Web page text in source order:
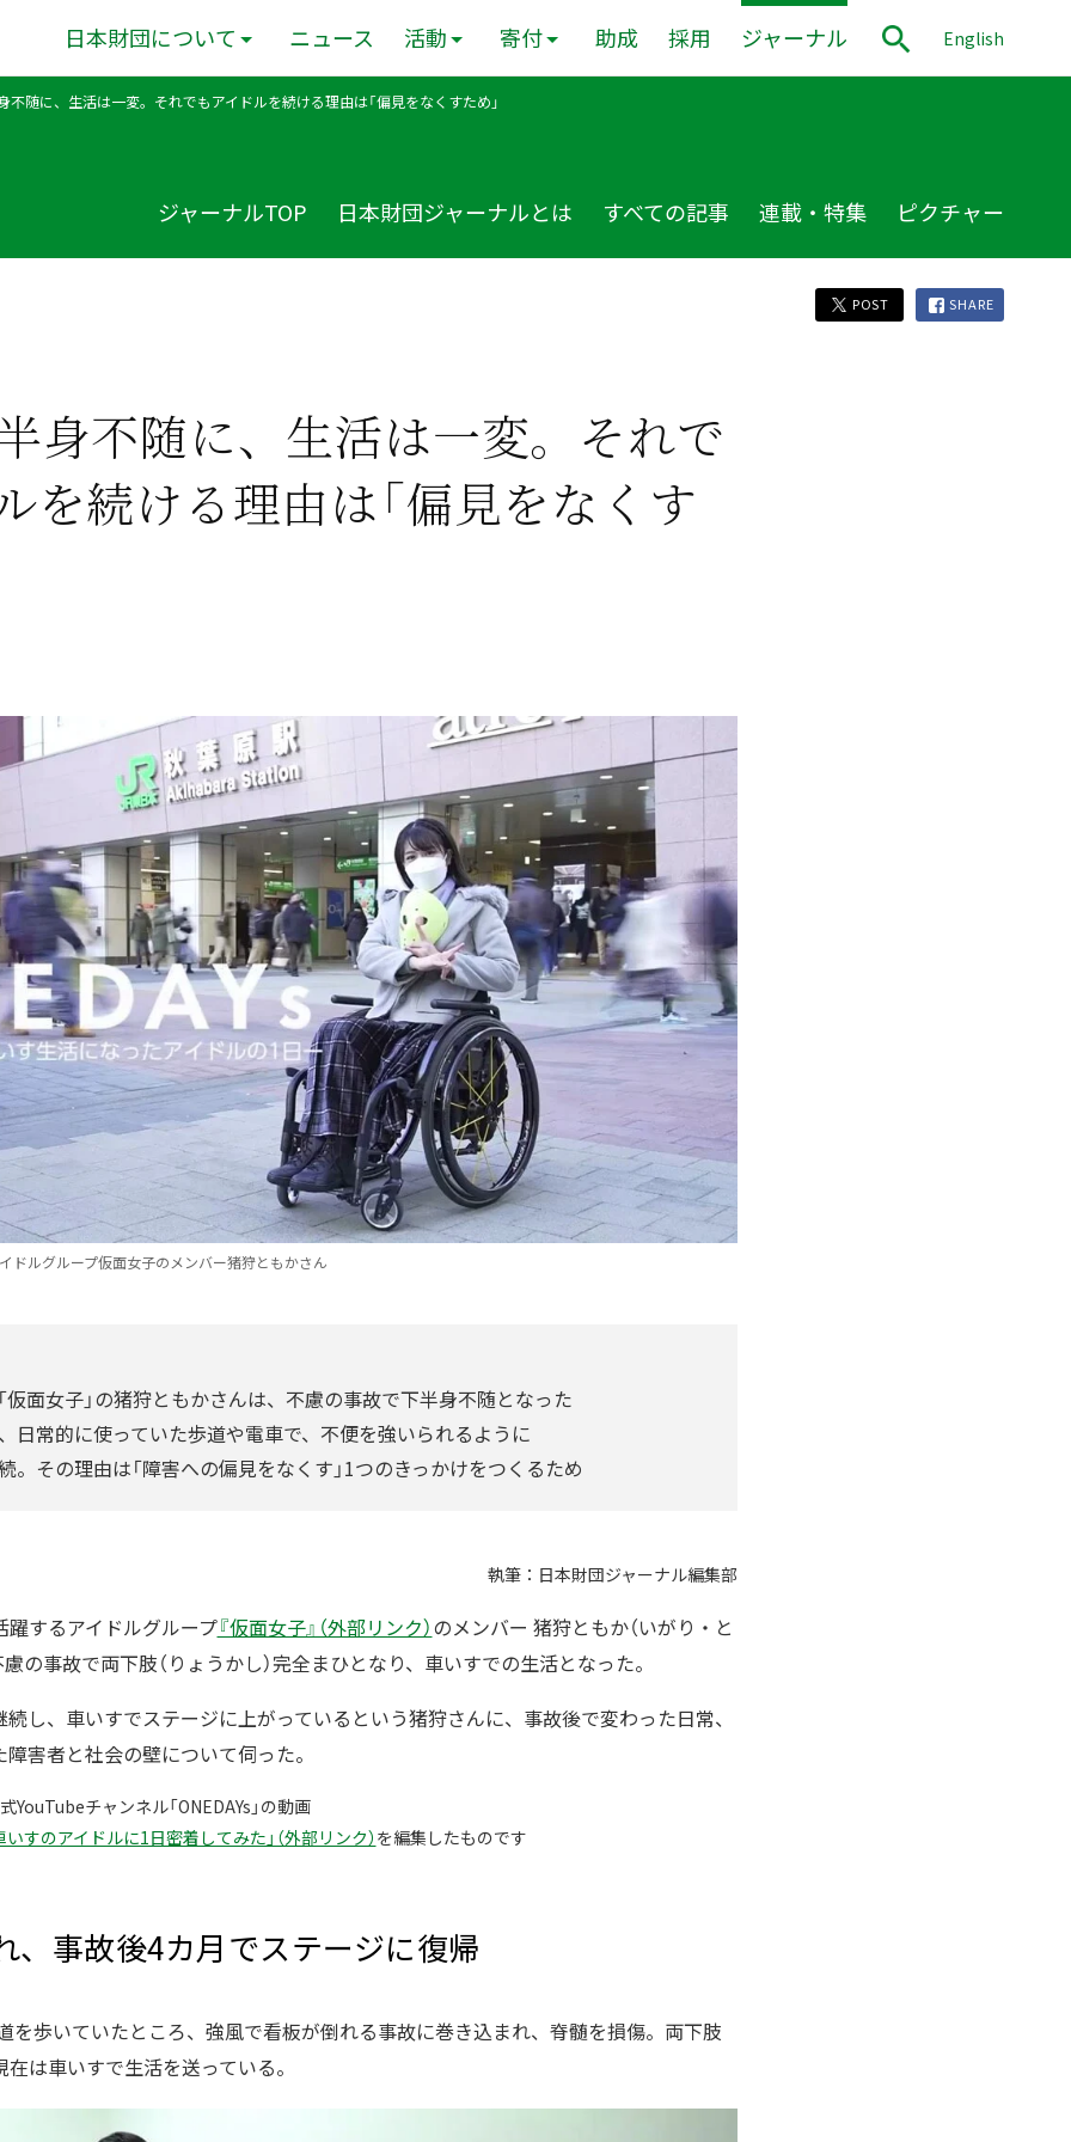
日本財団について ニュース 活動 寄付 助成 採用 ジャーナル English
不随に、生活は一変。それでもアイドルを続ける理由は「偏見をなくすため」
ジャーナルTOP 日本財団ジャーナルとは すべての記事 連載・特集 ピクチャー
POST SHARE
身不随に、生活は一変。それで
を続ける理由は「偏見をなくす
ドルグループ仮面女子のメンバー猪狩ともかさん
仮面女子」の猪狩ともかさんは、不慮の事故で下半身不随となった
日常的に使っていた歩道や電車で、不便を強いられるように
。その理由は「障害への偏見をなくす」1つのきっかけをつくるため
執筆：日本財団ジャーナル編集部
するアイドルグループ『仮面女子』（外部リンク）のメンバー 猪狩ともか（いがり・と
の事故で両下肢（りょうかし）完全まひとなり、車いすでの生活となった。
し、車いすでステージに上がっているという猪狩さんに、事故後で変わった日常、
害者と社会の壁について伺った。
チャンネル「ONEDAYs」の動画
いすのアイドルに1日密着してみた」（外部リンク） を編集したものです
、事故後4カ月でステージに復帰
を歩いていたところ、強風で看板が倒れる事故に巻き込まれ、脊髄を損傷。両下肢
は車いすで生活を送っている。